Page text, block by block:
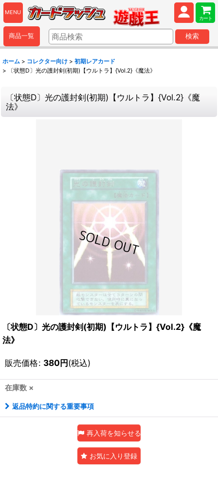
MENU
カート
商品一覧 検索
ホーム > コレクター向け > 初期レアカード
>
〔状態D〕光の護封剣(初期)【ウルトラ】{Vol.2}《魔法》
〔状態D〕光の護封剣(初期)【ウルトラ】{Vol.2}《魔
法》
〔状態D〕光の護封剣(初期)【ウルトラ】{Vol.2}《魔
法》
販売価格: 380円(税込)
在庫数 ×
返品特約に関する重要事項
再入荷を知らせる
お気に入り登録